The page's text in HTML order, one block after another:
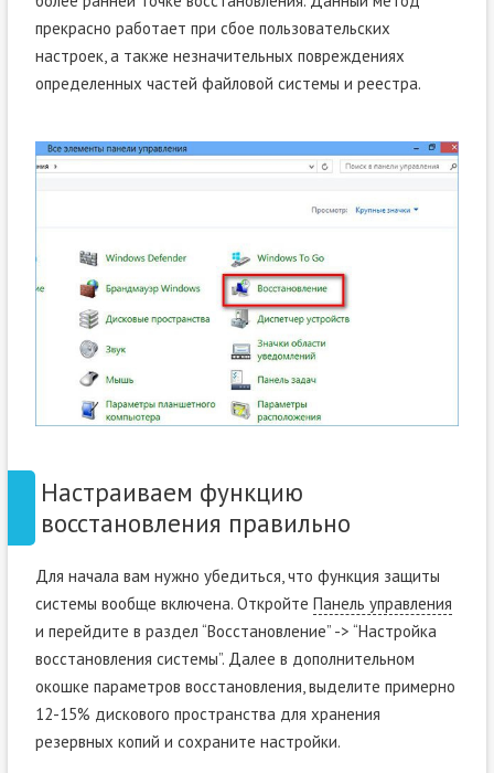
прекрасно работает при сбое пользовательских
настроек, а также незначительных повреждениях
определенных частей файловой системы и реестра.
Настраиваем функцию
восстановления правильно
Для начала вам нужно убедиться, что функция защиты
системы вообще включена. Откройте Панель управления
и перейдите в раздел “Восстановление” -> “Настройка
восстановления системы”. Далее в дополнительном
окошке параметров восстановления, выделите примерно
12-15% дискового пространства для хранения
резервных копий и сохраните настройки.